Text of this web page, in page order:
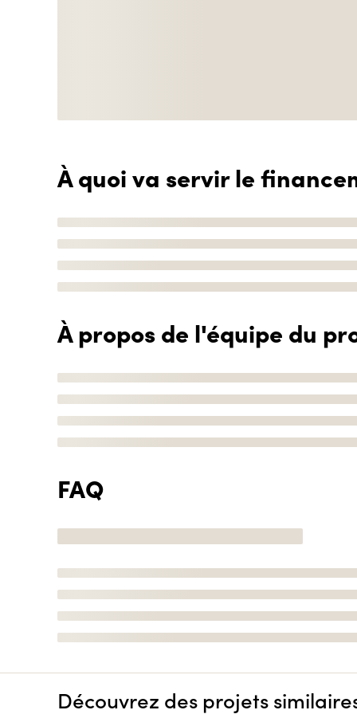
À quoi va servir le
À propos de l'équipe du
FAQ
Découvrez des projets